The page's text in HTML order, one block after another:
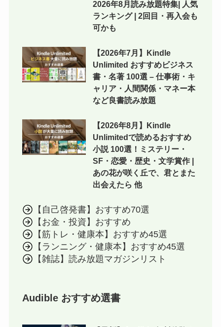
2026年8月読み放題特集| 人気
ランキング | 2回目・再入会も
可かも
【2026年7月】Kindle
Unlimited おすすめビジネス
書・名著 100選 – 仕事術・キ
ャリア・人間関係・マネー本
など良書読み放題
【2026年8月】Kindle
Unlimitedで読めるおすすめ
小説 100選！ミステリー・
SF・恋愛・歴史・文学賞作 |
あの花が咲く丘で、君とまた
出会えたら 他
【自己啓発書】おすすめ70選
【お金・投資】おすすめ
【筋トレ・健康本】おすすめ45選
【ランニング・健康本】おすすめ45選
【雑誌】読み放題マガジンリスト
Audible おすすめ選書